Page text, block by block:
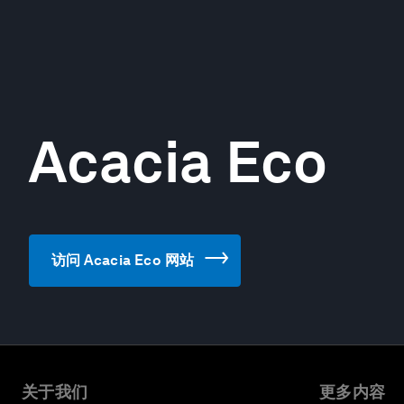
Acacia Eco
访问 Acacia Eco 网站
关于我们 更多内容